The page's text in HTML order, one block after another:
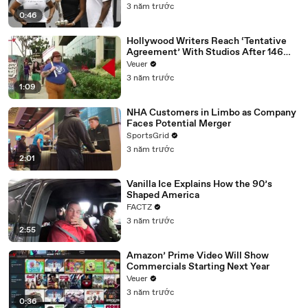
0:46
3 năm trước
1:09
Hollywood Writers Reach ‘Tentative
Agreement’ With Studios After 146
Day Strike
Veuer
3 năm trước
2:01
NHA Customers in Limbo as Company
Faces Potential Merger
SportsGrid
3 năm trước
2:55
Vanilla Ice Explains How the 90’s
Shaped America
FACTZ
3 năm trước
0:36
Amazon’ Prime Video Will Show
Commercials Starting Next Year
Veuer
3 năm trước